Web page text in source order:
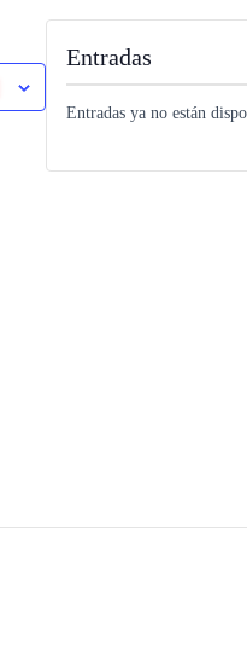
Entradas
Entradas ya no están